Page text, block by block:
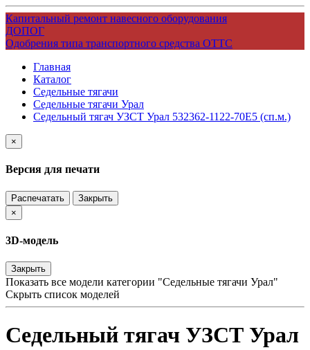
Капитальный ремонт навесного оборудования
ДОПОГ
Одобрения типа транспортного средства ОТТС
Главная
Каталог
Седельные тягачи
Седельные тягачи Урал
Седельный тягач УЗСТ Урал 532362-1122-70Е5 (сп.м.)
×
Версия для печати
Распечатать
Закрыть
×
3D-модель
Закрыть
Показать все модели категории "Седельные тягачи Урал"
Скрыть список моделей
Седельный тягач УЗСТ Урал